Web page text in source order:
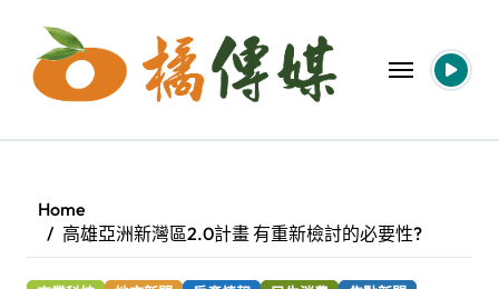
content
Home
高雄亞洲新灣區2.0計畫 有重新檢討的必要性?